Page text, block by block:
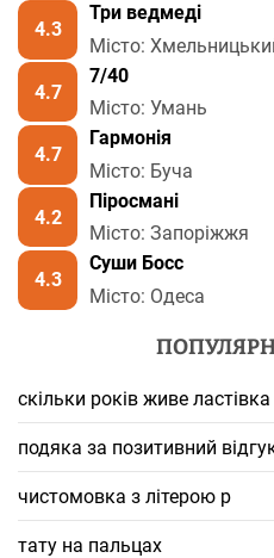
4.3
Три ведмеді
Місто:
4.7
7/40
Місто: Умань
4.7
Гармонія
Місто: Буча
4.2
Піросмані
Місто: Запоріжжя
4.3
Суши Босс
Місто: Одеса
скільки років живе ластівка
подяка за позитивний
чистомовка з літерою р
тату на пальцах